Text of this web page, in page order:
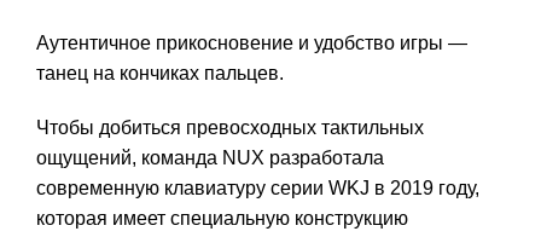
Аутентичное прикосновение и удобство игры —
танец на кончиках пальцев.
Чтобы добиться превосходных тактильных
ощущений, команда NUX разработала
современную клавиатуру серии WKJ в 2019 году,
которая имеет специальную конструкцию